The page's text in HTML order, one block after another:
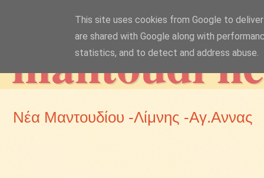
mantoudi
Νέα Μαντουδίου -Λίμνης -Αγ.Αννας
This site uses cookies from Google to
are shared with Google along with
statistics, and to detect and address abuse.